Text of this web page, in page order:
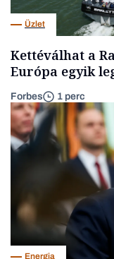
Üzlet
Kettéválhat a
Európa egyik
Forbes 1 perc
Energia